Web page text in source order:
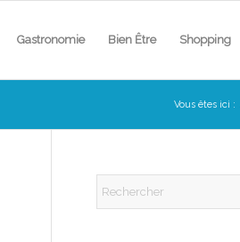
Gastronomie Bien Être Shopping
Vous êtes ici :